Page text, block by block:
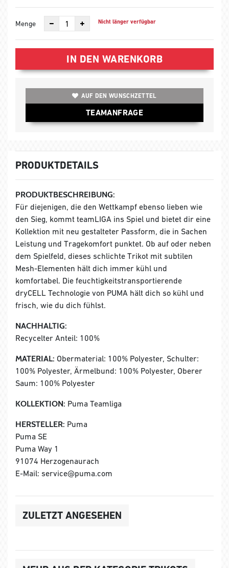
Menge Nicht länger verfügbar
IN DEN WARENKORB
AUF DEN WUNSCHZETTEL
TEAMANFRAGE
PRODUKTDETAILS
PRODUKTBESCHREIBUNG:
Für diejenigen, die den Wettkampf ebenso lieben wie
den Sieg, kommt teamLIGA ins Spiel und bietet dir eine
Kollektion mit neu gestalteter Passform, die in Sachen
Leistung und Tragekomfort punktet. Ob auf oder neben
dem Spielfeld, dieses schlichte Trikot mit subtilen
Mesh-Elementen hält dich immer kühl und
komfortabel. Die feuchtigkeitstransportierende
dryCELL Technologie von PUMA hält dich so kühl und
frisch, wie du dich fühlst.
NACHHALTIG:
Recycelter Anteil: 100%
MATERIAL: Obermaterial: 100% Polyester, Schulter:
100% Polyester, Ärmelbund: 100% Polyester, Oberer
Saum: 100% Polyester
KOLLEKTION: Puma Teamliga
HERSTELLER: Puma
Puma SE
Puma Way 1
91074 Herzogenaurach
E-Mail: service@puma.com
ZULETZT ANGESEHEN